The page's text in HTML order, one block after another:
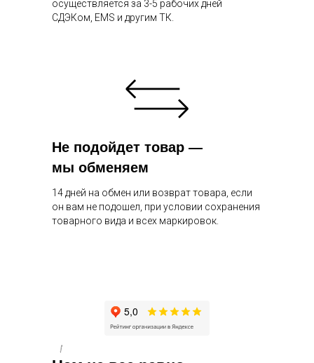
осуществляется за 3-5 рабочих дней
СДЭКом, EMS и другим ТК.
14 дней на обмен или возврат товара, если
он вам не подошел, при условии сохранения
товарного вида и всех маркировок.
Не подойдет товар —
мы обменяем